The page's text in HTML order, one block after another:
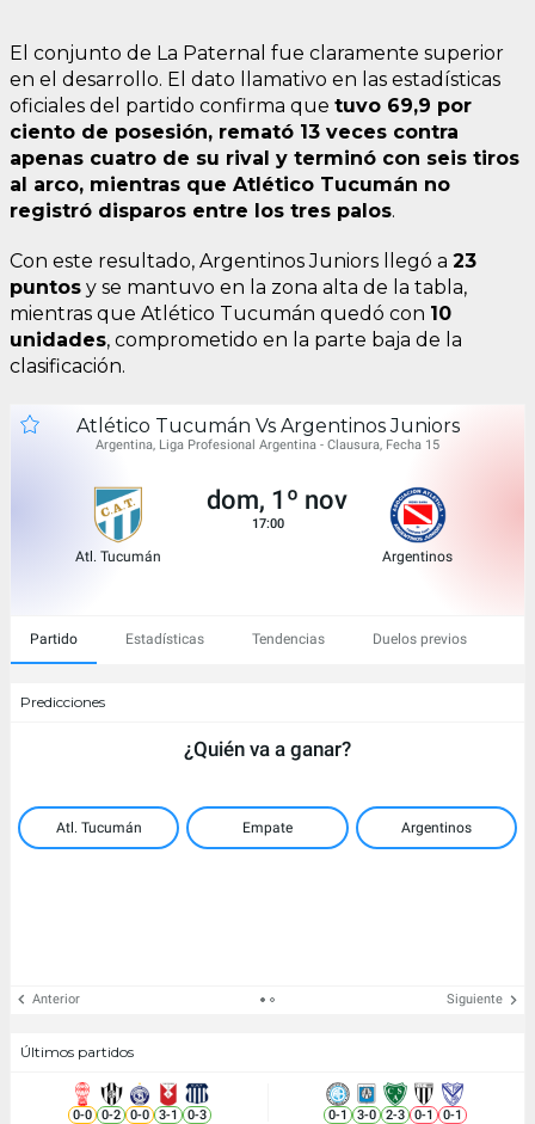
El conjunto de La Paternal fue claramente superior
en el desarrollo. El dato llamativo en las estadísticas
oficiales del partido confirma que tuvo 69,9 por
ciento de posesión, remató 13 veces contra
apenas cuatro de su rival y terminó con seis tiros
al arco, mientras que Atlético Tucumán no
registró disparos entre los tres palos.
Con este resultado, Argentinos Juniors llegó a 23
puntos y se mantuvo en la zona alta de la tabla,
mientras que Atlético Tucumán quedó con 10
unidades, comprometido en la parte baja de la
clasificación.
Atlético Tucumán Vs Argentinos Juniors
Argentina, Liga Profesional Argentina - Clausura, Fecha 15
Atl. Tucumán
dom, 1º nov
17:00
Argentinos
Partido Estadísticas Tendencias Duelos previos
Predicciones
¿Quién va a ganar?
Atl. Tucumán Empate Argentinos
Anterior Siguiente
Últimos partidos
0-0 0-2 0-0 3-1 0-3 0-1 3-0 2-3 0-1 0-1